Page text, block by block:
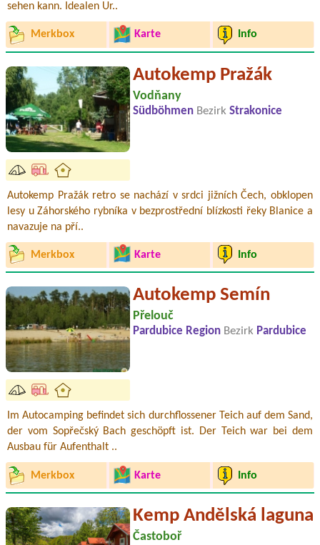
sehen kann. Idealen Ur..
Merkbox Karte Info
Autokemp Pražák
Vodňany
Südböhmen Bezirk Strakonice
Autokemp Pražák retro se nachází v srdci jižních Čech, obklopen
lesy u Záhorského rybníka v bezprostřední blízkosti řeky Blanice a
navazuje na pří..
Merkbox Karte Info
Autokemp Semín
Přelouč
Pardubice Region Bezirk Pardubice
Im Autocamping befindet sich durchflossener Teich auf dem Sand,
der vom Sopřečský Bach geschöpft ist. Der Teich war bei dem
Ausbau für Aufenthalt ..
Merkbox Karte Info
Kemp Andělská laguna
Častoboř